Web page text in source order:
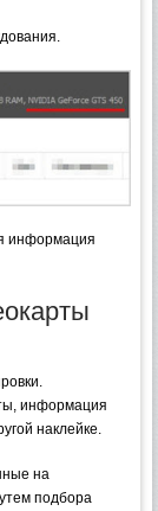
информация
информация
наклейке.
на
подбора